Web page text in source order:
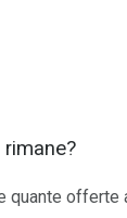
offerte